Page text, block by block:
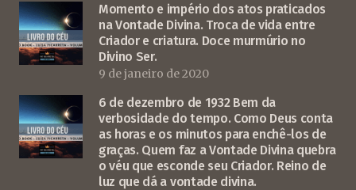
Momento e império dos atos praticados
na Vontade Divina. Troca de vida entre
Criador e criatura. Doce murmúrio no
Divino Ser.
9 de janeiro de 2020
6 de dezembro de 1932 Bem da
verbosidade do tempo. Como Deus conta
as horas e os minutos para enchê-los de
graças. Quem faz a Vontade Divina quebra
o véu que esconde seu Criador. Reino de
luz que dá a vontade divina.